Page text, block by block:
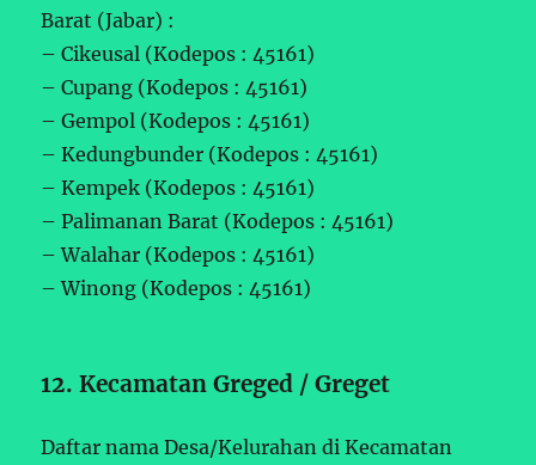
Barat (Jabar) :
– Cikeusal (Kodepos : 45161)
– Cupang (Kodepos : 45161)
– Gempol (Kodepos : 45161)
– Kedungbunder (Kodepos : 45161)
– Kempek (Kodepos : 45161)
– Palimanan Barat (Kodepos : 45161)
– Walahar (Kodepos : 45161)
– Winong (Kodepos : 45161)
12. Kecamatan Greged / Greget
Daftar nama Desa/Kelurahan di Kecamatan